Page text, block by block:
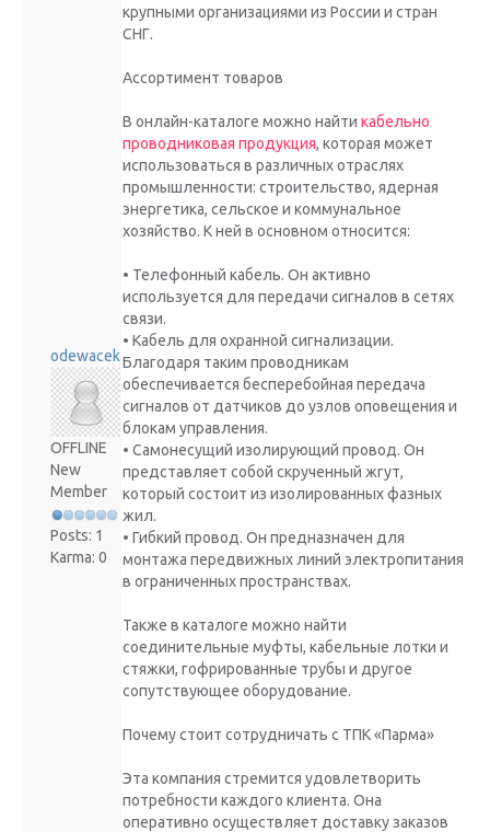
odewacek
OFFLINE
New
Member
Posts: 1
Karma: 0
крупными организациями из России и стран
СНГ.
Ассортимент товаров
В онлайн-каталоге можно найти кабельно
проводниковая продукция, которая может
использоваться в различных отраслях
промышленности: строительство, ядерная
энергетика, сельское и коммунальное
хозяйство. К ней в основном относится:
• Телефонный кабель. Он активно
используется для передачи сигналов в сетях
связи.
• Кабель для охранной сигнализации.
Благодаря таким проводникам
обеспечивается бесперебойная передача
сигналов от датчиков до узлов оповещения и
блокам управления.
• Самонесущий изолирующий провод. Он
представляет собой скрученный жгут,
который состоит из изолированных фазных
жил.
• Гибкий провод. Он предназначен для
монтажа передвижных линий электропитания
в ограниченных пространствах.
Также в каталоге можно найти
соединительные муфты, кабельные лотки и
стяжки, гофрированные трубы и другое
сопутствующее оборудование.
Почему стоит сотрудничать с ТПК «Парма»
Эта компания стремится удовлетворить
потребности каждого клиента. Она
оперативно осуществляет доставку заказов